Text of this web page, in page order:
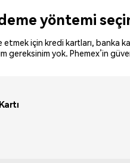
yöntemi
etmek için kredi kartları, banka
gereksinim yok. Phemex’in